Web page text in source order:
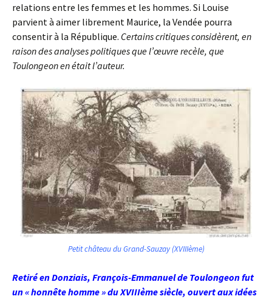
relations entre les femmes et les hommes. Si Louise
parvient à aimer librement Maurice, la Vendée pourra
consentir à la République. Certains critiques considèrent, en
raison des analyses politiques que l’œuvre recèle, que
Toulongeon en était l’auteur.
Petit château du Grand-Sauzay (XVIIIème)
Retiré en Donziais, François-Emmanuel de Toulongeon fut
un « honnête homme » du XVIIIème siècle, ouvert aux idées